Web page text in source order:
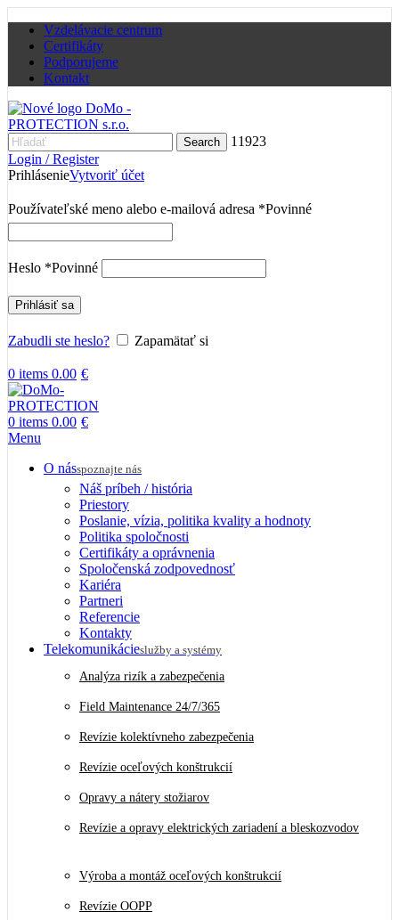
Vzdelávacie centrum
Certifikáty
Podporujeme
Kontakt
Search
11923
Login / Register
PrihlásenieVytvoriť účet
Používateľské meno alebo e-mailová adresa *Povinné
Heslo *Povinné
Prihlásiť sa
Zabudli ste heslo? Zapamätať si
0 items 0.00 €
0 items 0.00 €
Menu
O násspoznajte nás
Náš príbeh / história
Priestory
Poslanie, vízia, politika kvality a hodnoty
Politika spoločnosti
Certifikáty a oprávnenia
Spoločenská zodpovednosť
Kariéra
Partneri
Referencie
Kontakty
Telekomunikácieslužby a systémy
Analýza rizík a zabezpečenia
Field Maintenance 24/7/365
Revízie kolektívneho zabezpečenia
Revízie oceľových konštrukcií
Opravy a nátery stožiarov
Revízie a opravy elektrických zariadení a bleskozvodov
Výroba a montáž oceľových konštrukcií
Revízie OOPP